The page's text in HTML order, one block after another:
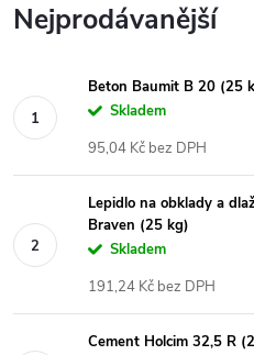
Nejprodávanější
Beton Baumit B 20 (25
Skladem
95,04 Kč bez DPH
Lepidlo na obklady a
Braven (25 kg)
Skladem
191,24 Kč bez DPH
Cement Holcim 32,5 R